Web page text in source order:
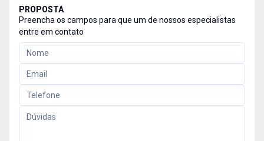
PROPOSTA
Preencha os campos para que um de nossos especialistas
entre em contato